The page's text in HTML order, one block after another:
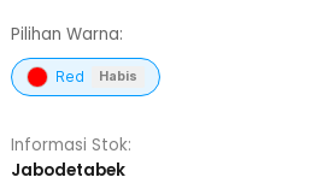
Pilihan Warna:
Red Habis
Informasi Stok:
Jabodetabek